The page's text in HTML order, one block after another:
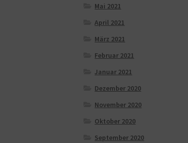
Mai 2021
April 2021
März 2021
Februar 2021
Januar 2021
Dezember 2020
November 2020
Oktober 2020
September 2020